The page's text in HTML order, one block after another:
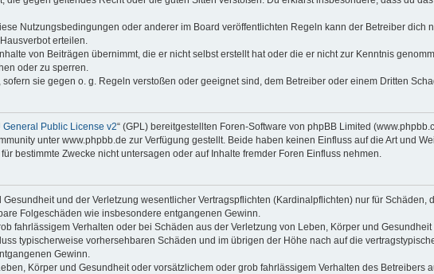
Nutzungsbedingungen oder anderer im Board veröffentlichten Regeln kann der Betreiber dich
erteilen.
von Beiträgen übernimmt, die er nicht selbst erstellt hat oder die er nicht zur Kenntnis
oder zu sperren.
sie gegen o. g. Regeln verstoßen oder geeignet sind, dem Betreiber oder einem Dritten
General Public License v2“ (GPL) bereitgestellten Foren-Software von phpBB Limited
unter www.phpbb.de zur Verfügung gestellt. Beide haben keinen Einfluss auf die Art und
bestimmte Zwecke nicht untersagen oder auf Inhalte fremder Foren Einfluss nehmen.
und der Verletzung wesentlicher Vertragspflichten (Kardinalpflichten) nur für Schäden,
Folgeschäden wie insbesondere entgangenen Gewinn.
fahrlässigem Verhalten oder bei Schäden aus der Verletzung von Leben, Körper und Gesundheit
typischerweise vorhersehbaren Schäden und im übrigen der Höhe nach auf die
Gewinn.
Körper und Gesundheit oder vorsätzlichem oder grob fahrlässigem Verhalten des Betreibers